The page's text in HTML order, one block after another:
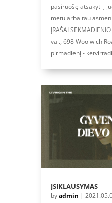
pasiruošę atsakyti į
metu arba tau
ĮRAŠAI
val., 698 Woolwich
pirmadienį -
ĮSIKLAUSYMAS
byadmin |